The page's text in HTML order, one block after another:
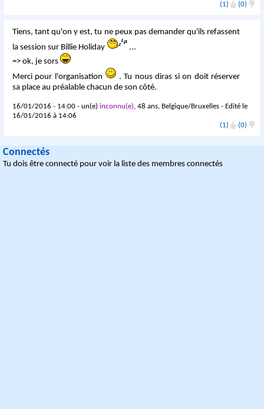
(1)
(0)
Tiens, tant qu'on y est, tu ne peux pas demander qu'ils refassent
la session sur Billie Holiday
...
=> ok, je sors
Merci pour l'organisation
. Tu nous diras si on doit réserver
sa place au préalable chacun de son côté.
16/01/2016 - 14:00 - un(e)inconnu(e), 48 ans, Belgique/Bruxelles - Edité le
16/01/2016 à 14:06
(1)
(0)
Connectés
Tu dois être connecté pour voir la liste des membres connectés